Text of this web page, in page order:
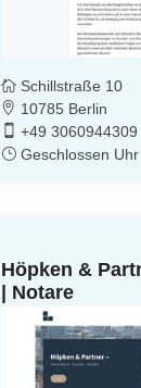
Schillstraße 10
10785 Berlin
+49 3060944309
Geschlossen Uhr
Höpken &
| Notare